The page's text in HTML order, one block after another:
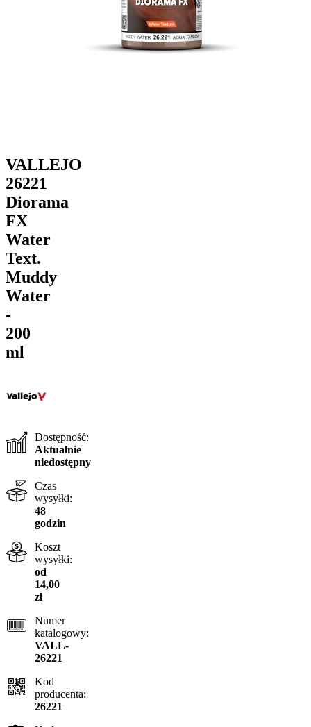
VALLEJO
26221
Diorama
FX
Water
Text.
Muddy
Water
-
200
ml
Dostępność:
Aktualnie
niedostępny
Czas
wysyłki:
48
godzin
Koszt
wysyłki:
od
14,00
zł
Numer
katalogowy:
VALL-
26221
Kod
producenta:
26221